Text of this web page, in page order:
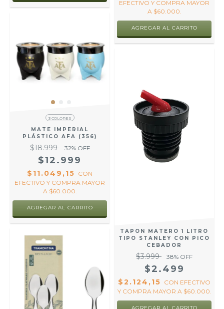
EFECTIVO Y COMPRA MAYOR
A $60.000.
AGREGAR AL CARRITO
3 COLORES
MATE IMPERIAL
PLÁSTICO AFA (356)
$18.999 32% OFF
$12.999
$11.049,15 CON
EFECTIVO Y COMPRA MAYOR
A $60.000.
AGREGAR AL CARRITO
TAPON MATERO 1 LITRO
TIPO STANLEY CON PICO
CEBADOR
$3.999 38% OFF
$2.499
$2.124,15 CON EFECTIVO
Y COMPRA MAYOR A $60.000.